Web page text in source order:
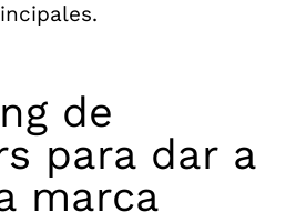
de
para dar a
marca